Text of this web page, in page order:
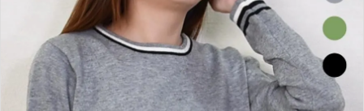
ログイン person 新規会員登録
search